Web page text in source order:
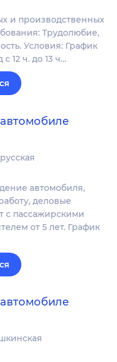
и производственных
Трудолюбие,
Условия: График
12 ч. до 13 ч…
автомобиля,
деловые
с пассажирскими
от 5 лет. График